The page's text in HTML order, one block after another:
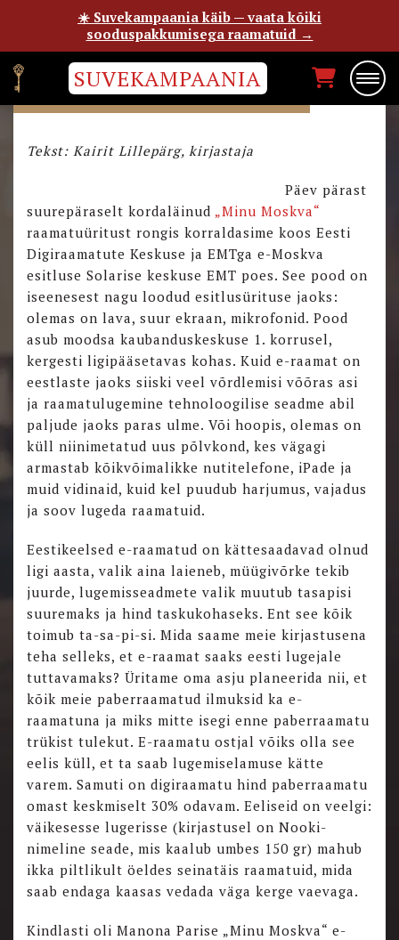
SUVEKAMPAANIA
E-MOSKVA ESITLUS EMTS
Tekst: Kairit Lillepärg, kirjastaja
Päev pärast
suurepäraselt kordaläinud „Minu Moskva“
raamatuüritust rongis korraldasime koos Eesti
Digiraamatute Keskuse ja EMTga e-Moskva
esitluse Solarise keskuse EMT poes. See pood on
iseenesest nagu loodud esitlusürituse jaoks:
olemas on lava, suur ekraan, mikrofonid. Pood
asub moodsa kaubanduskeskuse 1. korrusel,
kergesti ligipääsetavas kohas. Kuid e-raamat on
eestlaste jaoks siiski veel võrdlemisi võõras asi
ja raamatulugemine tehnoloogilise seadme abil
paljude jaoks paras ulme. Või hoopis, olemas on
küll niinimetatud uus põlvkond, kes vägagi
armastab kõikvõimalikke nutitelefone, iPade ja
muid vidinaid, kuid kel puudub harjumus, vajadus
ja soov lugeda raamatuid.
Eestikeelsed e-raamatud on kättesaadavad olnud
ligi aasta, valik aina laieneb, müügivõrke tekib
juurde, lugemisseadmete valik muutub tasapisi
suuremaks ja hind taskukohaseks. Ent see kõik
toimub ta-sa-pi-si. Mida saame meie kirjastusena
teha selleks, et e-raamat saaks eesti lugejale
tuttavamaks? Üritame oma asju planeerida nii, et
kõik meie paberraamatud ilmuksid ka e-
raamatuna ja miks mitte isegi enne paberraamatu
trükist tulekut. E-raamatu ostjal võiks olla see
eelis küll, et ta saab lugemiselamuse kätte
varem. Samuti on digiraamatu hind paberraamatu
omast keskmiselt 30% odavam. Eeliseid on veelgi:
väikesesse lugerisse (kirjastusel on Nooki-
nimeline seade, mis kaalub umbes 150 gr) mahub
ikka piltlikult öeldes seinatäis raamatuid, mida
saab endaga kaasas vedada väga kerge vaevaga.
Kindlasti oli Manona Parise „Minu Moskva“ e-
☀️ Suvekampaania käib — vaata kõiki
sooduspakkumisega raamatuid →